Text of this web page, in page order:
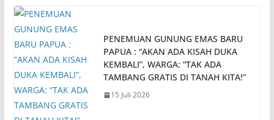
PENEMUAN GUNUNG EMAS BARU
PAPUA : “AKAN ADA KISAH DUKA
KEMBALI”, WARGA: “TAK ADA
TAMBANG GRATIS DI TANAH KITA!”
15 Juli 2026